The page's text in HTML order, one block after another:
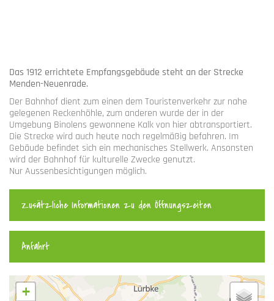
Das 1912 errichtete Empfangsgebäude steht an der Strecke
Menden-Neuenrade.
Der Bahnhof dient zum einen dem Touristenverkehr zur nahe
gelegenen Reckenhöhle, zum anderen wurde der in der
Umgebung Binolens gewonnene Kalk von hier abtransportiert.
Die Strecke wird auch heute noch regelmäßig befahren. Im
Gebäude befindet sich ein mechanisches Stellwerk. Ansonsten
wird der Bahnhof für kulturelle Zwecke genutzt.
Nur Aussenbesichtigungen möglich.
Zusätzliche Informationen zu den Öffnungszeiten
Anfahrt
+